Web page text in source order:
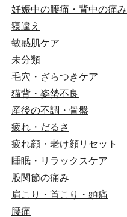
妊娠中の腰痛・背中の痛み
寝違え
敏感肌ケア
未分類
毛穴・ざらつきケア
猫背・姿勢不良
産後の不調・骨盤
疲れ・だるさ
疲れ顔・老け顔リセット
睡眠・リラックスケア
股関節の痛み
肩こり・首こり・頭痛
腰痛